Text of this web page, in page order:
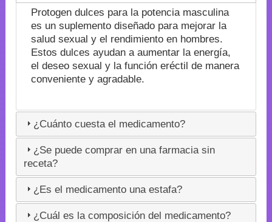
Protogen dulces para la potencia masculina
es un suplemento diseñado para mejorar la
salud sexual y el rendimiento en hombres.
Estos dulces ayudan a aumentar la energía,
el deseo sexual y la función eréctil de manera
conveniente y agradable.
¿Cuánto cuesta el medicamento?
¿Se puede comprar en una farmacia sin
receta?
¿Es el medicamento una estafa?
¿Cuál es la composición del medicamento?